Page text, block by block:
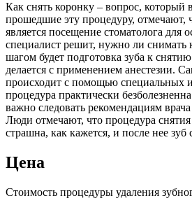
Как снять коронку – вопрос,
прошедшие эту процедуру, отмечают,
является посещение стоматолога для
специалист решит, нужно ли
шагом будет подготовка зуба к
делается с применением анестезии.
происходит с помощью специальных
процедура практически
важно следовать рекомендациям
Люди отмечают, что процедура
страшна, как кажется, и после нее зуб
Цена
Стоимость процедуры удаления